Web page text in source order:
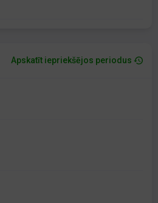
Apskatīt iepriekšējos periodus